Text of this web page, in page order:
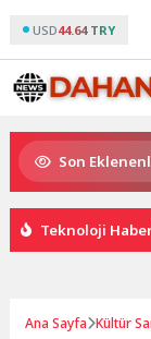
USD44.64 TRY
Son
Yüzücüleri
Teknoloji
Ana Sayfa Kültür